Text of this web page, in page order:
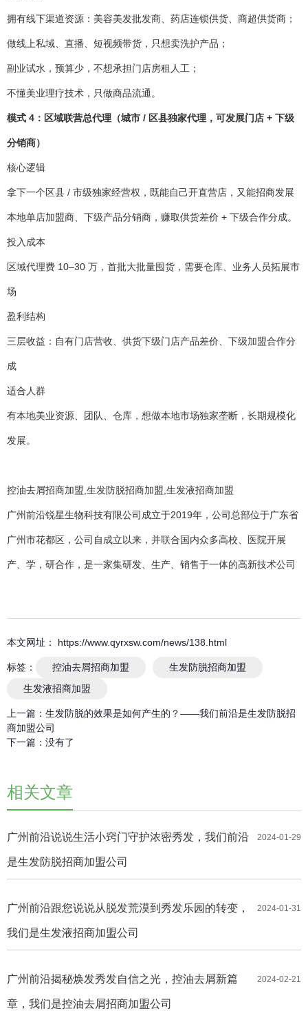
拥有线下渠道资源：美容美发批发商、药店连锁供货、商超供货商；
做线上私域、直播、短视频带货，只想卖洗护产品；
副业试水，预算少，不想承担门店房租人工；
不懂美业理疗技术，只做商品流通。
模式 4：区域联营总代理（城市 / 区县独家代理，可发展门店 + 下级
分销商）
核心逻辑
拿下一个区县 / 市级独家经营权，既能自己开直营店，又能招商发展
本地单店加盟商、下级产品分销商，赚取供货差价 + 下级合作分成。
投入成本
区域代理费 10–30 万，首批大批量囤货，需要仓库、业务人员拓展市
场
盈利结构
三层收益：自有门店营收、供货下级门店产品差价、下级加盟合作分
成
适合人群
有本地美业资源、团队、仓库，想做本地市场独家垄断，长期规模化
发展。
控油去屑招商加盟,生发防脱招商加盟,生发液招商加盟
广州前沿锐星生物科技有限公司成立于2019年，公司总部位于广东省
广州市花都区，公司自成立以来，并联合国内众多高校、医院开展
产、学，研合作，是一家集研发、生产、销售于一体的高新技术公司
本文网址： https://www.qyrxsw.com/news/138.html
标签： 控油去屑招商加盟
生发防脱招商加盟
生发液招商加盟
上一篇： 生发防脱的效果是如何产生的？——我们前沿是生发防脱招
商加盟公司
下一篇： 没有了
相关文章
2024-01-29
广州前沿说说生活小窍门守护浓密秀发，我们前沿
是生发防脱招商加盟公司
2024-01-31
广州前沿跟您说说从脱发荒漠到秀发乐园的转变，
我们是生发液招商加盟公司
2024-02-21
广州前沿揭秘焕发秀发自信之光，控油去屑新篇
章，我们是控油去屑招商加盟公司